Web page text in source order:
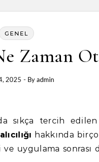
GENEL
Zaman
2025 - Byadmin
sıkça tercih
hakkında
uygulama